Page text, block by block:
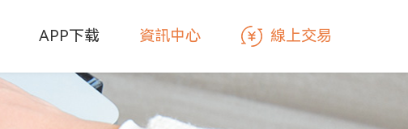
線上交易
APP下载 資訊中心